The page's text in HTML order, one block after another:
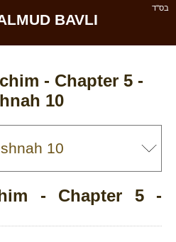
בס''ד
BAVLI
- Chapter 5 -
10
- Chapter 5 -